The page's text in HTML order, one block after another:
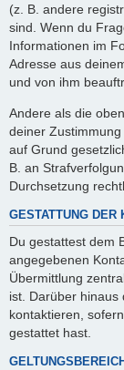
(z. B. andere
sind. Wenn du
Informationen im
Adresse aus
und von ihm
Andere als die
deiner
auf Grund
B. an
Durchsetzung
GESTATTUNG DER
Du gestattest dem
angegebenen
Übermittlung
ist. Darüber hinaus
kontaktieren,
gestattet hast.